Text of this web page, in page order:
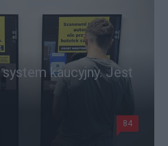
kaucyjny. Jest
84